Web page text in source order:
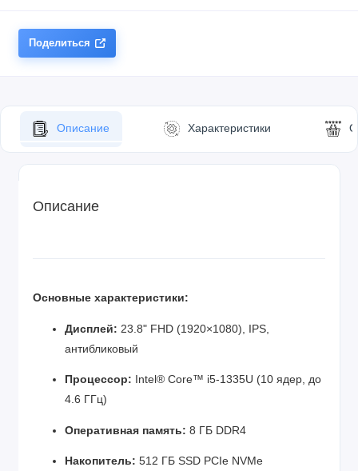
Поделиться
Описание Характеристики
Описание
Основные характеристики:
Дисплей: 23.8" FHD (1920×1080), IPS,
антибликовый
Процессор: Intel® Core™ i5-1335U (10 ядер, до
4.6 ГГц)
Оперативная память: 8 ГБ DDR4
Накопитель: 512 ГБ SSD PCIe NVMe